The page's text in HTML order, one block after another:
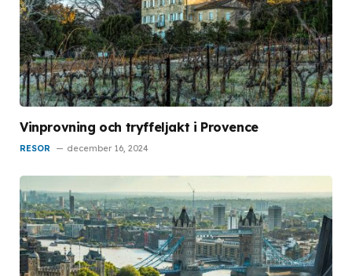
Vinprovning och tryffeljakt i Provence
RESOR december 16, 2024